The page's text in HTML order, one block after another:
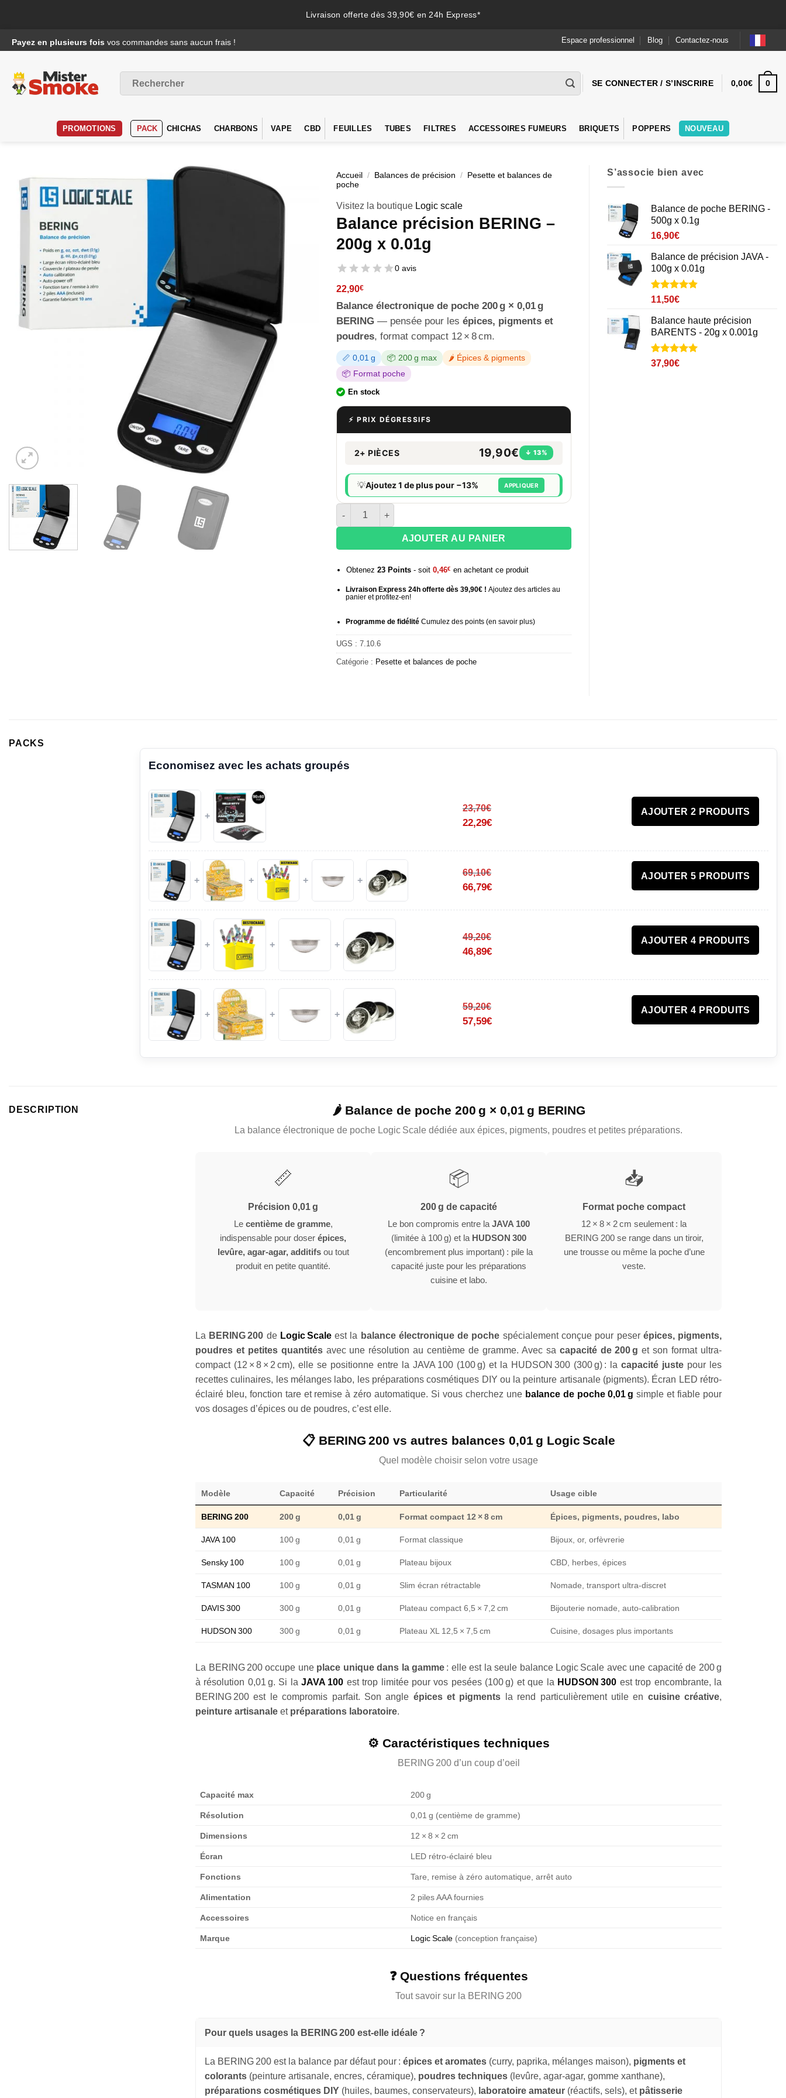
Livraison offerte dès 39,90€ en 24h Express*
au
Payez en plusieurs fois vos commandes sans aucun frais ! Espace professionnel Blog Contactez-nous
pour :
SE CONNECTER / S’INSCRIRE 0,00€ 0
PROMOTIONS PACK CHICHAS CHARBONS VAPE CBD FEUILLES TUBES FILTRES ACCESSOIRES FUMEURS BRIQUETS POPPERS NOUVEAU
Accueil / Balances de précision /
Pesette et balances de
poche
Visitez la boutique Logic scale
Balance précision BERING –
200g x 0.01g
0 avis
22,90€
Balance électronique de poche 200 g × 0,01 g
BERING — pensée pour les épices, pigments et
poudres, format compact 12 × 8 cm.
📏 0,01 g 📦 200 g max
🌶 Épices & pigments
📦 Format poche
En stock
⚡ PRIX DÉGRESSIFS
2+ PIÈCES 19,90€ ↓ 13%
💡Ajoutez 1 de plus pour −13% APPLIQUER
quantité de Balance précision BERING - 200g x 0.01g
AJOUTER AU PANIER
Obtenez 23Points- soit 0,46€ en achetant ce produit
Livraison Express 24h offerte dès 39,90€ ! Ajoutez des articles au
panier et profitez-en!
Programme de fidélitéCumulez des points (en savoir plus)
UGS : 7.10.6
Catégorie : Pesette et balances de poche
S’associe bien avec
Balance de poche BERING -
500g x 0.1g
16,90€
Balance de précision JAVA -
100g x 0.01g
Noté4.8
sur 5 basé
sur
11
notations
client
11,50€
Balance haute précision
BARENTS - 20g x 0.001g
Noté5sur
5 basé sur
3
37,90€
PACKS
Economisez avec les achats groupés
+
23,70€
22,29€
AJOUTER 2 PRODUITS
+ + + +
69,10€
66,79€
AJOUTER 5 PRODUITS
+ + +
49,20€
46,89€
AJOUTER 4 PRODUITS
+ + +
59,20€
57,59€
AJOUTER 4 PRODUITS
DESCRIPTION 🌶 Balance de poche 200 g × 0,01 g BERING
La balance électronique de poche Logic Scale dédiée aux épices, pigments, poudres et petites préparations.
📏
Précision 0,01 g
Le centième de gramme,
indispensable pour doser épices,
levûre, agar-agar, additifsou tout
produit en petite quantité.
📦
200 g de capacité
Le bon compromis entre la JAVA 100
(limitée à 100 g) et la HUDSON 300
(encombrement plus important) : pile la
capacité juste pour les préparations
cuisine et labo.
📥
Format poche compact
12 × 8 × 2 cm seulement : la
BERING 200 se range dans un tiroir,
une trousse ou même la poche d’une
veste.
La BERING 200 de Logic Scaleest la balance électronique de poche spécialement conçue pour peser épices, pigments,
poudres et petites quantitésavec une résolution au centième de gramme. Avec sa capacité de 200 g et son format ultra-
compact (12 × 8 × 2 cm), elle se positionne entre la JAVA 100 (100 g) et la HUDSON 300 (300 g) : la capacité juste pour les
recettes culinaires, les mélanges labo, les préparations cosmétiques DIY ou la peinture artisanale (pigments). Écran LED rétro-
éclairé bleu, fonction tare et remise à zéro automatique. Si vous cherchez une balance de poche 0,01 g simple et fiable pour
vos dosages d’épices ou de poudres, c’est elle.
📋 BERING 200 vs autres balances 0,01 g Logic Scale
Quel modèle choisir selon votre usage
Modèle Capacité Précision Particularité Usage cible
BERING 200 200 g 0,01 g Format compact 12 × 8 cm Épices, pigments, poudres, labo
JAVA 100 100 g 0,01 g Format classique Bijoux, or, orfèvrerie
Sensky 100 100 g 0,01 g Plateau bijoux CBD, herbes, épices
TASMAN 100 100 g 0,01 g Slim écran rétractable Nomade, transport ultra-discret
DAVIS 300 300 g 0,01 g Plateau compact 6,5 × 7,2 cm Bijouterie nomade, auto-calibration
HUDSON 300 300 g 0,01 g Plateau XL 12,5 × 7,5 cm Cuisine, dosages plus importants
La BERING 200 occupe une place unique dans la gamme : elle est la seule balance Logic Scale avec une capacité de 200 g
à résolution 0,01 g. Si laJAVA 100 est trop limitée pour vos pesées (100 g) et que la HUDSON 300 est trop encombrante, la
BERING 200 est le compromis parfait. Son angle épices et pigments la rend particulièrement utile en cuisine créative,
peinture artisanale et préparations laboratoire.
⚙️ Caractéristiques techniques
BERING 200 d’un coup d’oeil
Capacité max 200 g
Résolution 0,01 g (centième de gramme)
Dimensions 12 × 8 × 2 cm
Écran LED rétro-éclairé bleu
Fonctions Tare, remise à zéro automatique, arrêt auto
Alimentation 2 piles AAA fournies
Accessoires Notice en français
Marque Logic Scale (conception française)
❓ Questions fréquentes
Tout savoir sur la BERING 200
Pour quels usages la BERING 200 est-elle idéale ?
La BERING 200 est la balance par défaut pour : épices et aromates (curry, paprika, mélanges maison), pigments et
colorants (peinture artisanale, encres, céramique), poudres techniques (levûre, agar-agar, gomme xanthane),
préparations cosmétiques DIY (huiles, baumes, conservateurs), laboratoire amateur (réactifs, sels), et pâtisserie